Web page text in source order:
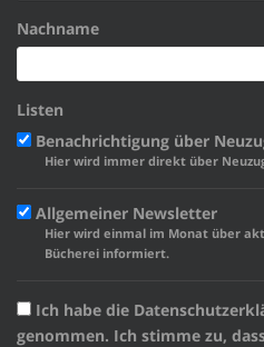
Nachname
Listen
Benachrichtigung über
Hier wird immer direkt über
Allgemeiner Newsletter
Hier wird einmal im Monat über
Bücherei informiert.
Ich habe die
genommen. Ich stimme zu,